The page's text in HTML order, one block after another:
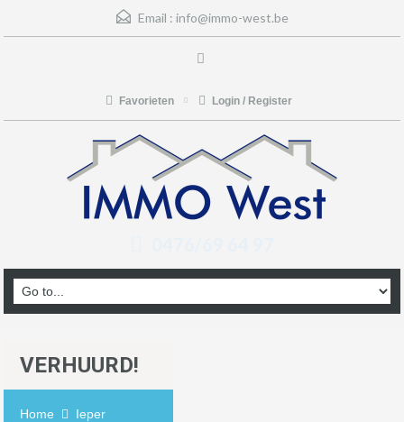
Email : info@immo-west.be
Favorieten Login / Register
VERHUURD!
Home Ieper